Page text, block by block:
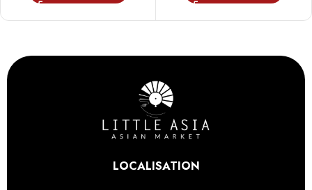
LOCALISATION